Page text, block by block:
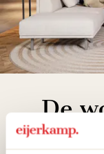
De
gezien